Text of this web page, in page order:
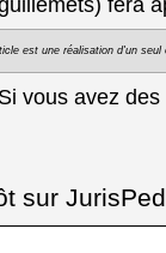
fera
est une réalisation d'un
Si vous avez
sur